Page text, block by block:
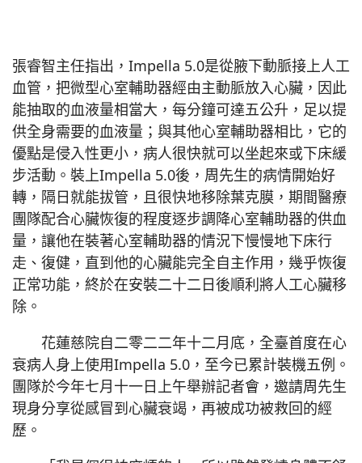
張睿智主任指出，Impella 5.0是從腋下動脈接上人工
血管，把微型心室輔助器經由主動脈放入心臟，因此
能抽取的血液量相當大，每分鐘可達五公升，足以提
供全身需要的血液量；與其他心室輔助器相比，它的
優點是侵入性更小，病人很快就可以坐起來或下床緩
步活動。裝上Impella 5.0後，周先生的病情開始好
轉，隔日就能拔管，且很快地移除葉克膜，期間醫療
團隊配合心臟恢復的程度逐步調降心室輔助器的供血
量，讓他在裝著心室輔助器的情況下慢慢地下床行
走、復健，直到他的心臟能完全自主作用，幾乎恢復
正常功能，終於在安裝二十二日後順利將人工心臟移
除。
花蓮慈院自二零二二年十二月底，全臺首度在心
衰病人身上使用Impella 5.0，至今已累計裝機五例。
團隊於今年七月十一日上午舉辦記者會，邀請周先生
現身分享從感冒到心臟衰竭，再被成功被救回的經
歷。